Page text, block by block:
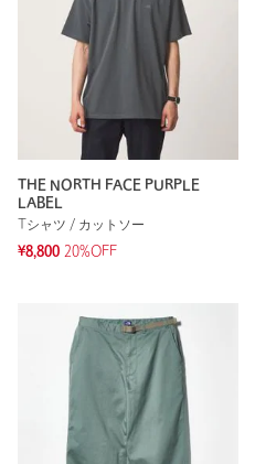
THE NORTH FACE PURPLE
LABEL
Tシャツ / カットソー
¥8,800 20%OFF